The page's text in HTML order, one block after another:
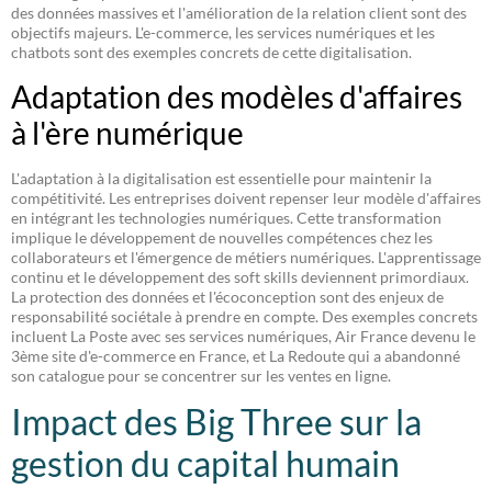
des données massives et l'amélioration de la relation client sont des
objectifs majeurs. L'e-commerce, les services numériques et les
chatbots sont des exemples concrets de cette digitalisation.
Adaptation des modèles d'affaires
à l'ère numérique
L'adaptation à la digitalisation est essentielle pour maintenir la
compétitivité. Les entreprises doivent repenser leur modèle d'affaires
en intégrant les technologies numériques. Cette transformation
implique le développement de nouvelles compétences chez les
collaborateurs et l'émergence de métiers numériques. L'apprentissage
continu et le développement des soft skills deviennent primordiaux.
La protection des données et l'écoconception sont des enjeux de
responsabilité sociétale à prendre en compte. Des exemples concrets
incluent La Poste avec ses services numériques, Air France devenu le
3ème site d'e-commerce en France, et La Redoute qui a abandonné
son catalogue pour se concentrer sur les ventes en ligne.
Impact des Big Three sur la
gestion du capital humain